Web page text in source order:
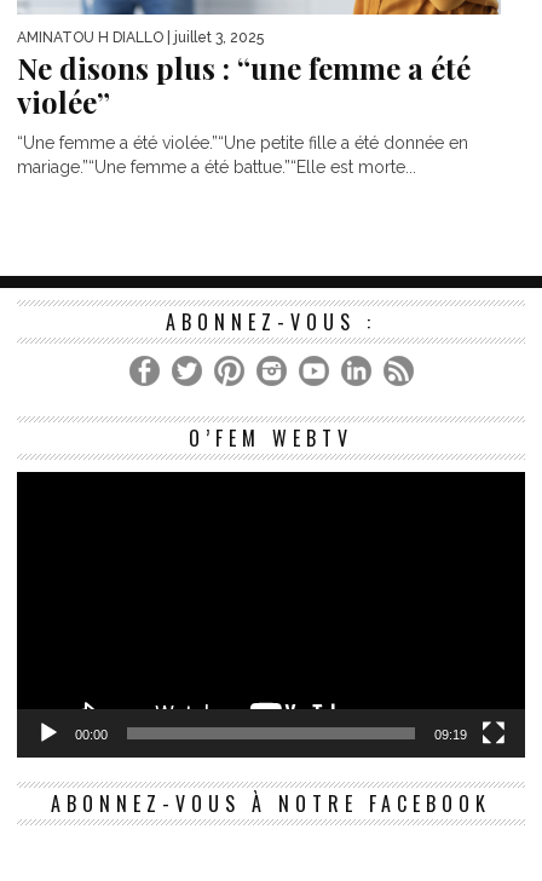
AMINATOU H DIALLO | juillet 3, 2025
Ne disons plus : “une femme a été
violée”
“Une femme a été violée.”“Une petite fille a été donnée en
mariage.”“Une femme a été battue.”“Elle est morte...
ABONNEZ-VOUS :
O’FEM WEBTV
00:00 09:19
ABONNEZ-VOUS À NOTRE FACEBOOK